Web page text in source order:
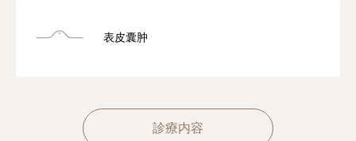
表皮囊肿
診療内容